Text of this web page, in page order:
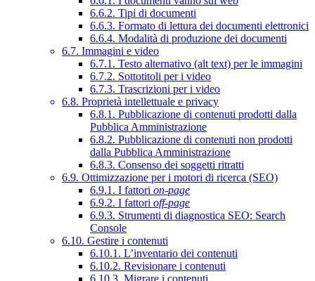
6.6.2. Tipi di documenti
6.6.3. Formato di lettura dei documenti elettronici
6.6.4. Modalità di produzione dei documenti
6.7. Immagini e video
6.7.1. Testo alternativo (alt text) per le immagini
6.7.2. Sottotitoli per i video
6.7.3. Trascrizioni per i video
6.8. Proprietà intellettuale e privacy
6.8.1. Pubblicazione di contenuti prodotti dalla
Pubblica Amministrazione
6.8.2. Pubblicazione di contenuti non prodotti
dalla Pubblica Amministrazione
6.8.3. Consenso dei soggetti ritratti
6.9. Ottimizzazione per i motori di ricerca (SEO)
6.9.1. I fattori on-page
6.9.2. I fattori off-page
6.9.3. Strumenti di diagnostica SEO: Search
Console
6.10. Gestire i contenuti
6.10.1. L’inventario dei contenuti
6.10.2. Revisionare i contenuti
6.10.3. Migrare i contenuti